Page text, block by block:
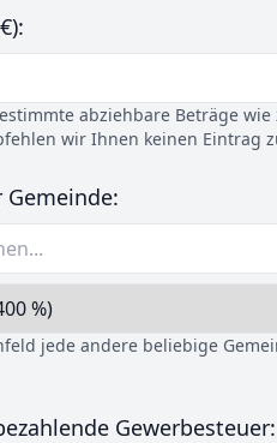
abziehbare Beträge
wir Ihnen keinen Eintrag
Gemeinde:
jede andere beliebige
Gewerbesteuer: